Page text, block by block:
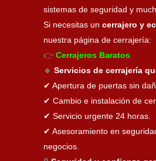
sistemas de seguridad y
Si necesitas un cerrajero y
nuestra página de cerrajería:
👉 Cerrajeros Baratos
🔹 Servicios de cerrajería
✔ Apertura de puertas sin
✔ Cambio e instalación de
✔ Servicio urgente 24 horas.
✔ Asesoramiento en
negocios.